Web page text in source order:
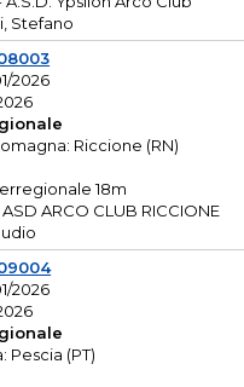
Stefano
2026
Riccione (RN)
18m
ARCO CLUB RICCIONE
2026
Pescia (PT)